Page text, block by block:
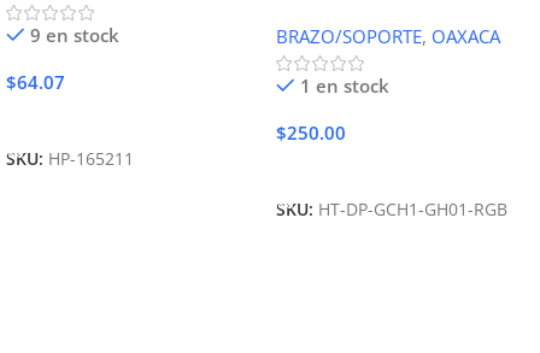
9 en stock
$64.07
SKU: HP-165211
BRAZO/SOPORTE, OAXACA
1 en stock
$250.00
SKU: HT-DP-GCH1-GH01-RGB